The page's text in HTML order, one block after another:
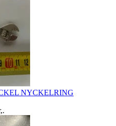
NYCKELRING
,.